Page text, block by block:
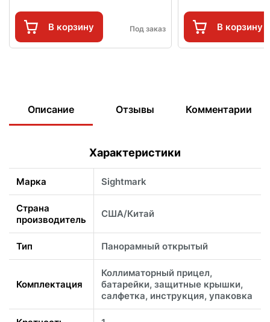
В корзину Под заказ В корзину
Описание Отзывы Комментарии
Характеристики
Марка Sightmark
Страна
производитель
США/Китай
Тип Панорамный открытый
Комплектация
Коллиматорный прицел,
батарейки, защитные крышки,
салфетка, инструкция, упаковка